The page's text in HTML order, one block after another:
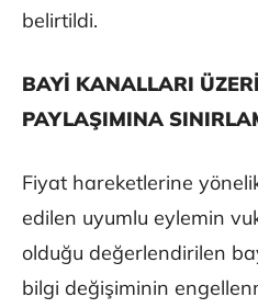
belirtildi.
BAYİ KANALLARI
PAYLAŞIMINA
Fiyat hareketlerine
edilen uyumlu eylemin
olduğu değerlendirilen
bilgi değişiminin